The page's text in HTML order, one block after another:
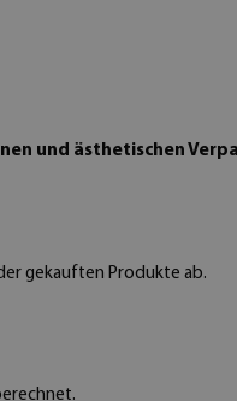
und ästhetischen
gekauften Produkte ab.